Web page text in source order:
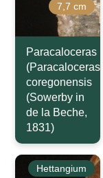
7,7 cm
Paracaloceras
(Paracaloceras)
coregonensis
(Sowerby in
de la Beche,
1831)
Hettangium